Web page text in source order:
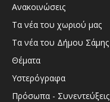
Ανακοινώσεις
Τα νέα του χωριού μας
Τα νέα του Δήμου Σάμης
Θέματα
Υστερόγραφα
Πρόσωπα - Συνεντεύξεις